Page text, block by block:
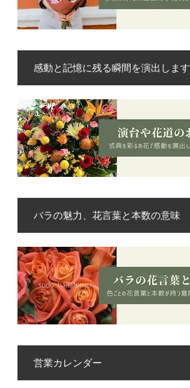
感動と記憶に残る瞬間を演出します
バラの魅力、花言葉と本数の意味
営業カレンダー